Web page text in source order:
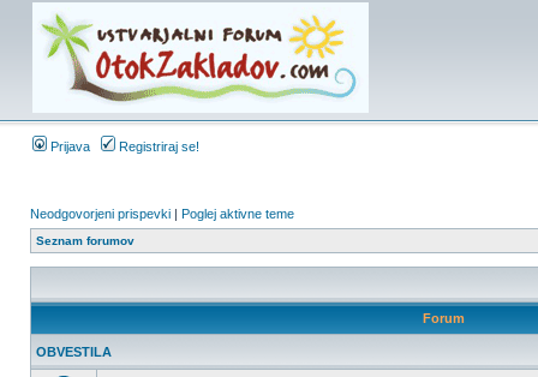
Prijava Registriraj se!
Neodgovorjeni prispevki | Poglej aktivne teme
Seznam forumov
Forum
OBVESTILA